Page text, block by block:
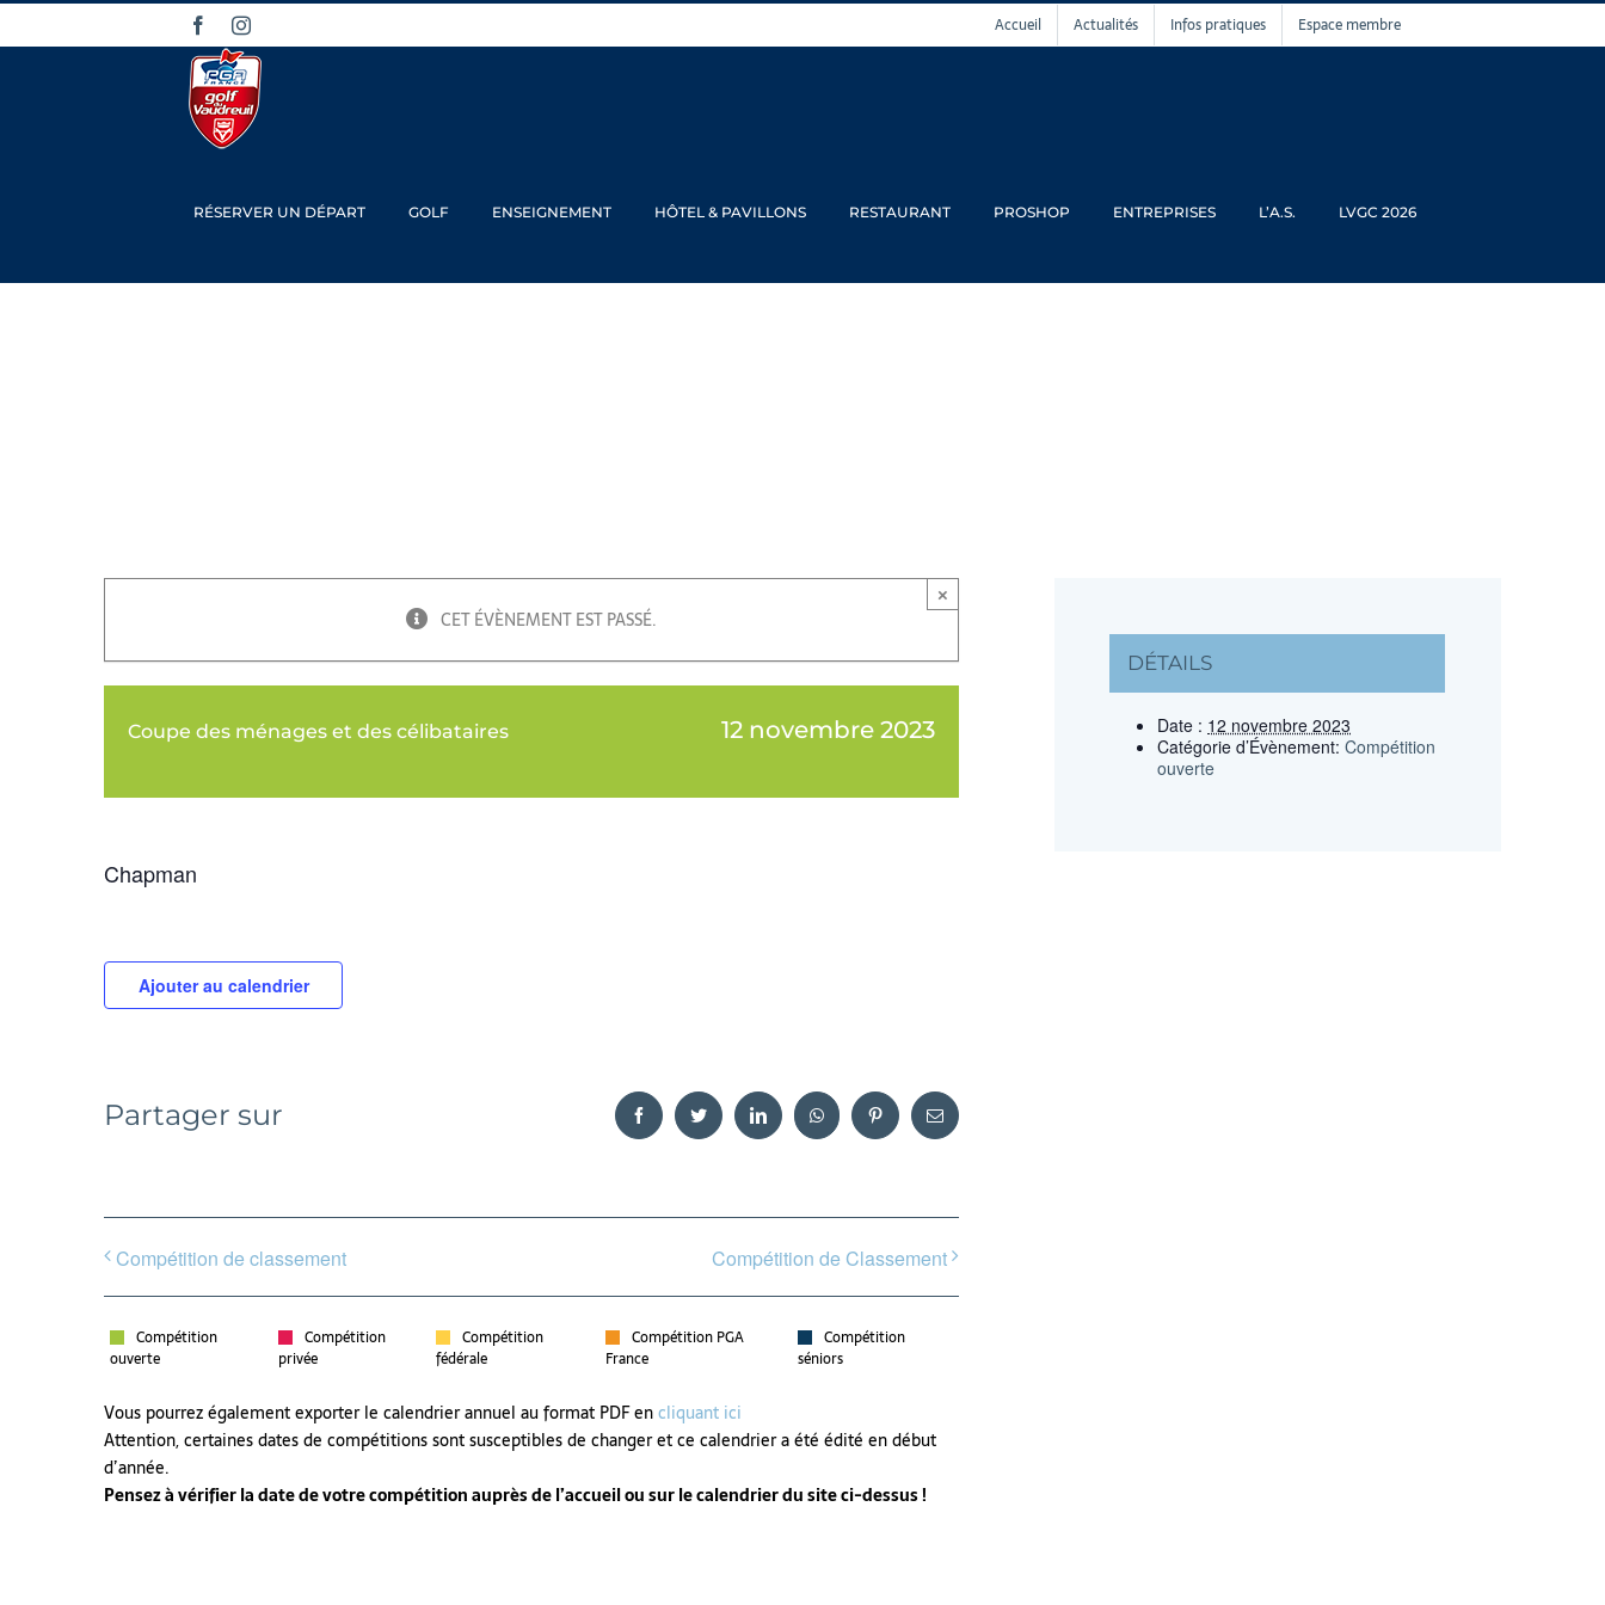
Passer
contenu
FacebookInstagram Accueil Actualités Infos pratiques Espace membre
RÉSERVER UN DÉPART GOLF ENSEIGNEMENT HÔTEL & PAVILLONS RESTAURANT PROSHOP ENTREPRISES L’A.S. LVGC 2026
×
CET ÉVÈNEMENT EST PASSÉ.
Coupe des ménages et des célibataires 12 novembre 2023
Chapman
Ajouter au calendrier
Partager sur FacebookTwitter LinkedInWhatsAppPinterestEmail
Compétition de classement Compétition de Classement
Compétition
ouverte
Compétition
privée
Compétition
fédérale
Compétition PGA
France
Compétition
séniors
Vous pourrez également exporter le calendrier annuel au format PDF encliquant ici
Attention, certaines dates de compétitions sont susceptibles de changer et ce calendrier a été édité en début
d’année.
Pensez à vérifier la date de votre compétition auprès de l’accueil ou sur le calendrier du site ci-dessus !
DÉTAILS
Date : 12 novembre 2023
Catégorie d’Évènement: Compétition
ouverte